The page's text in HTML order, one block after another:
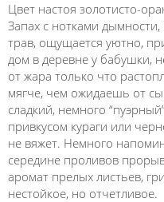
Цвет настоя золотисто-
Запах с нотками дымности,
трав, ощущается уютно,
дом в деревне у бабушки,
от жара только что
мягче, чем ожидаешь от
сладкий, немного
привкусом кураги или
не вяжет. Немного
середине проливов
аромат прелых листьев,
нестойкое, но отчетливое.